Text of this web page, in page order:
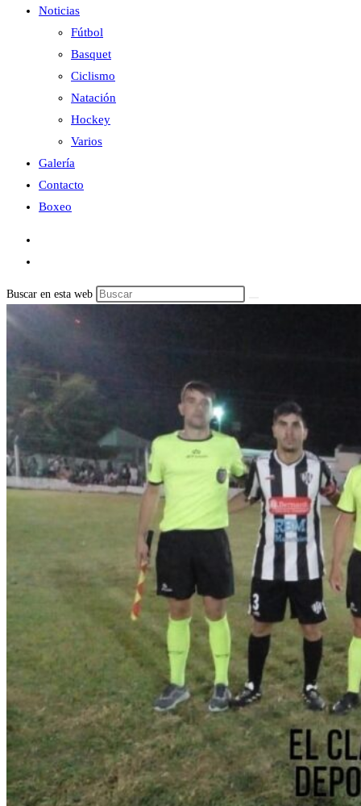
Noticias
Fútbol
Basquet
Ciclismo
Natación
Hockey
Varios
Galería
Contacto
Boxeo
Buscar en esta web